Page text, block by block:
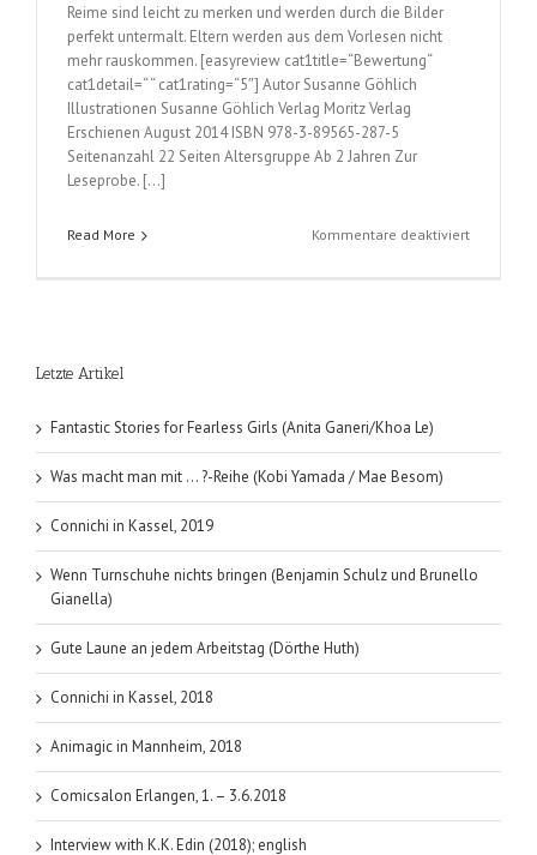
Reime sind leicht zu merken und werden durch die Bilder
perfekt untermalt. Eltern werden aus dem Vorlesen nicht
mehr rauskommen. [easyreview cat1title=“Bewertung“
cat1detail=“ “ cat1rating=“5″] Autor Susanne Göhlich
Illustrationen Susanne Göhlich Verlag Moritz Verlag
Erschienen August 2014 ISBN 978-3-89565-287-5
Seitenanzahl 22 Seiten Altersgruppe Ab 2 Jahren Zur
Leseprobe. […]
Read More Kommentare deaktiviertfür
Letzte Artikel
Fantastic Stories for Fearless Girls (Anita Ganeri/Khoa Le)
Was macht man mit … ?-Reihe (Kobi Yamada / Mae Besom)
Connichi in Kassel, 2019
Wenn Turnschuhe nichts bringen (Benjamin Schulz und Brunello
Gianella)
Gute Laune an jedem Arbeitstag (Dörthe Huth)
Connichi in Kassel, 2018
Animagic in Mannheim, 2018
Comicsalon Erlangen, 1. – 3.6.2018
Interview with K.K. Edin (2018); english